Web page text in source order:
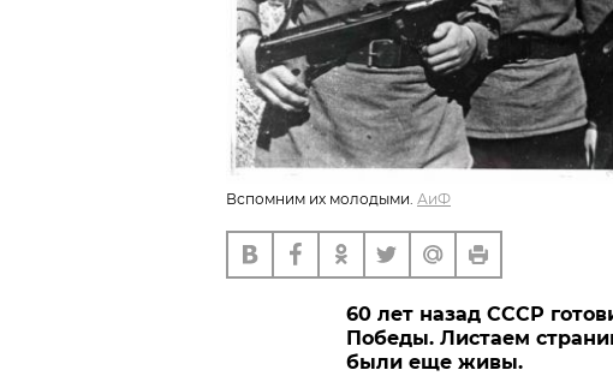
Вспомним их молодыми. АиФ
60 лет назад СССР
Победы. Листаем
были еще живы.